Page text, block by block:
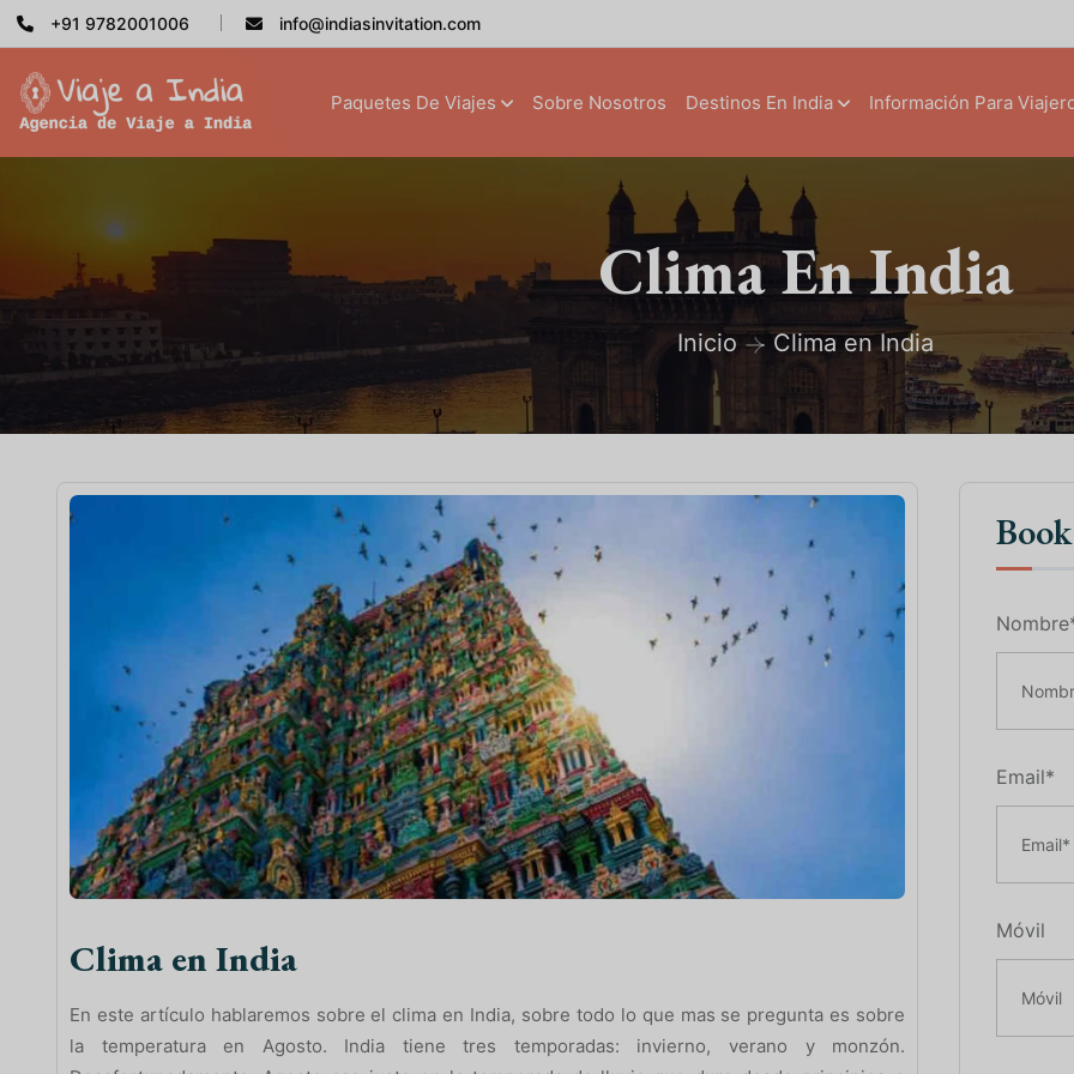
+91 9782001006 info@indiasinvitation.com
Paquetes De Viajes Sobre Nosotros Destinos En India Información Para
Clima En India
Inicio Clima en India
Clima en India
En este artículo hablaremos sobre el clima en India, sobre todo lo que mas se pregunta es sobre
la temperatura en Agosto. India tiene tres temporadas: invierno, verano y monzón.
Email*
Móvil